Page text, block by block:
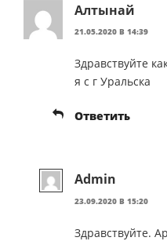
Алтынай
21.05.2020 В 14:39
Здравствуйте
я с г Уральска
Ответить
Admin
23.09.2020 В 15:20
Здравствуйте.